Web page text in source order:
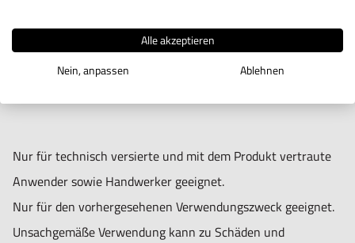
Nur für technisch versierte und mit dem Produkt vertraute
Anwender sowie Handwerker geeignet.
Nur für den vorhergesehenen Verwendungszweck geeignet.
Unsachgemäße Verwendung kann zu Schäden und
Alle akzeptieren
Nein, anpassen
Ablehnen